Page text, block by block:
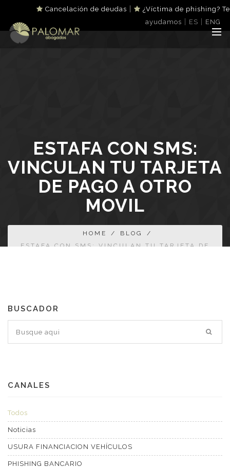
Cancelación de deudas
¿Víctima de phishing? Te
ayudamos
ES ENG
ESTAFA CON SMS:
VINCULAN TU TARJETA
DE PAGO A OTRO
MOVIL
HOME / BLOG
/
ESTAFA CON SMS: VINCULAN TU TARJETA DE
BUSCADOR
CANALES
Todos
Noticias
USURA FINANCIACION VEHÍCULOS
PHISHING BANCARIO